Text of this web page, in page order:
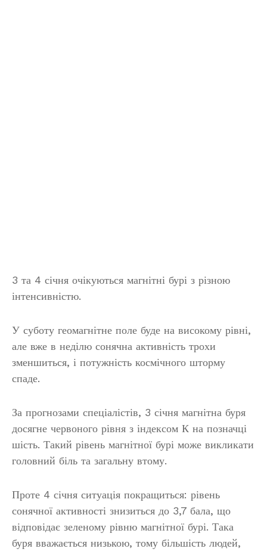
3 та 4 січня очікуються магнітні бурі з різною
інтенсивністю.
У суботу геомагнітне поле буде на високому рівні,
але вже в неділю сонячна активність трохи
зменшиться, і потужність космічного шторму
спаде.
За прогнозами спеціалістів, 3 січня магнітна буря
досягне червоного рівня з індексом К на позначці
шість. Такий рівень магнітної бурі може викликати
головний біль та загальну втому.
Проте 4 січня ситуація покращиться: рівень
сонячної активності знизиться до 3,7 бала, що
відповідає зеленому рівню магнітної бурі. Така
буря вважається низькою, тому більшість людей,